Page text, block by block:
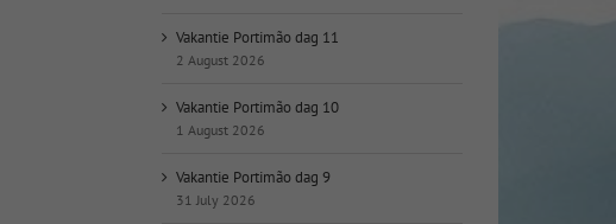
Vakantie Portimão dag 11
2 August 2026
Vakantie Portimão dag 10
1 August 2026
Vakantie Portimão dag 9
31 July 2026